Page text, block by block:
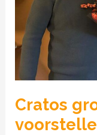
Cratos